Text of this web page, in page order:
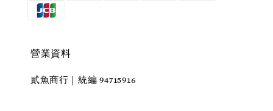
營業資料
貳魚商行｜統編 94715916